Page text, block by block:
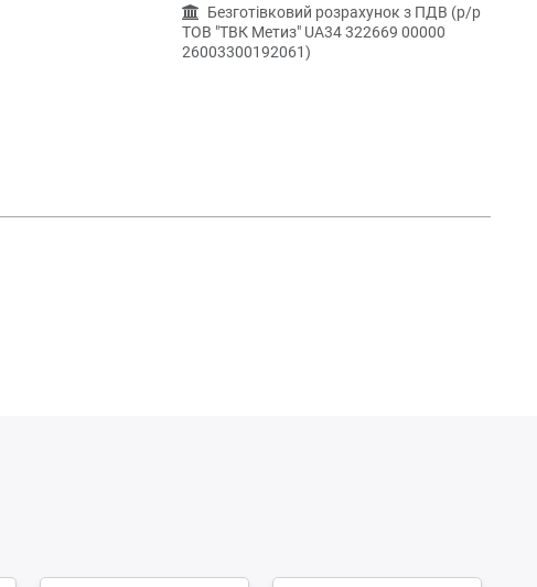
Безготівковий розрахунок з ПДВ (р/р
ТОВ "ТВК Метиз" UA34 322669 00000
26003300192061)